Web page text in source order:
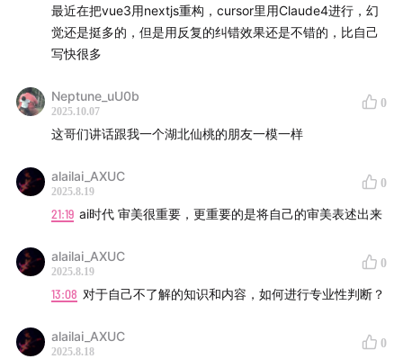
最近在把vue3用nextjs重构，cursor里用Claude4进行，幻
觉还是挺多的，但是用反复的纠错效果还是不错的，比自己
写快很多
Neptune_uU0b
2025.10.07
0
这哥们讲话跟我一个湖北仙桃的朋友一模一样
alailai_AXUC
2025.8.19
0
21:19 ai时代 审美很重要，更重要的是将自己的审美表述出来
alailai_AXUC
2025.8.19
0
13:08 对于自己不了解的知识和内容，如何进行专业性判断？
alailai_AXUC
2025.8.18
0